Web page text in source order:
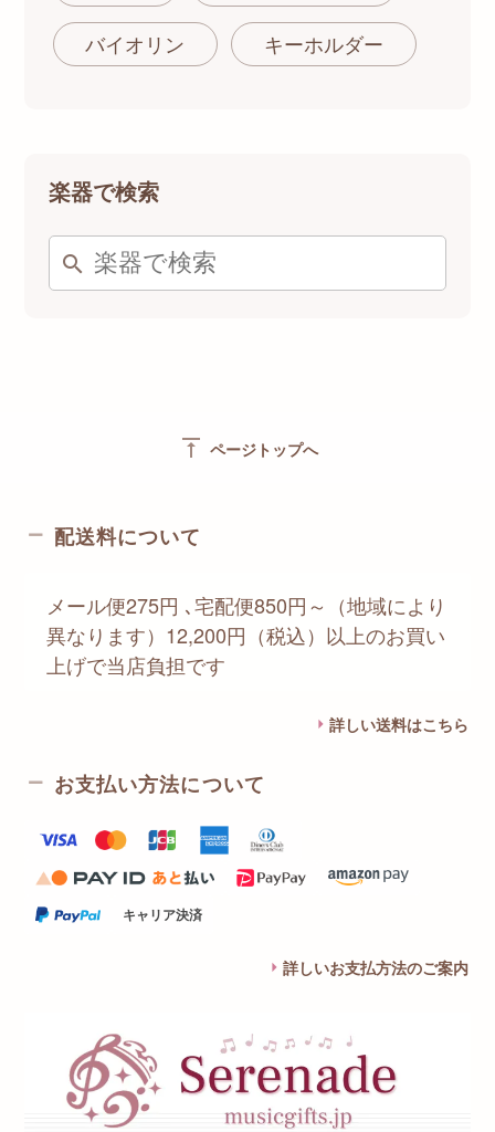
バイオリン キーホルダー
楽器で検索
search
vertical_align_top ページトップへ
配送料について
メール便275円 ､宅配便850円～（地域により
異なります）12,200円（税込）以上のお買い
上げで当店負担です
詳しい送料はこちら
お支払い方法について
キャリア決済
詳しいお支払方法のご案内